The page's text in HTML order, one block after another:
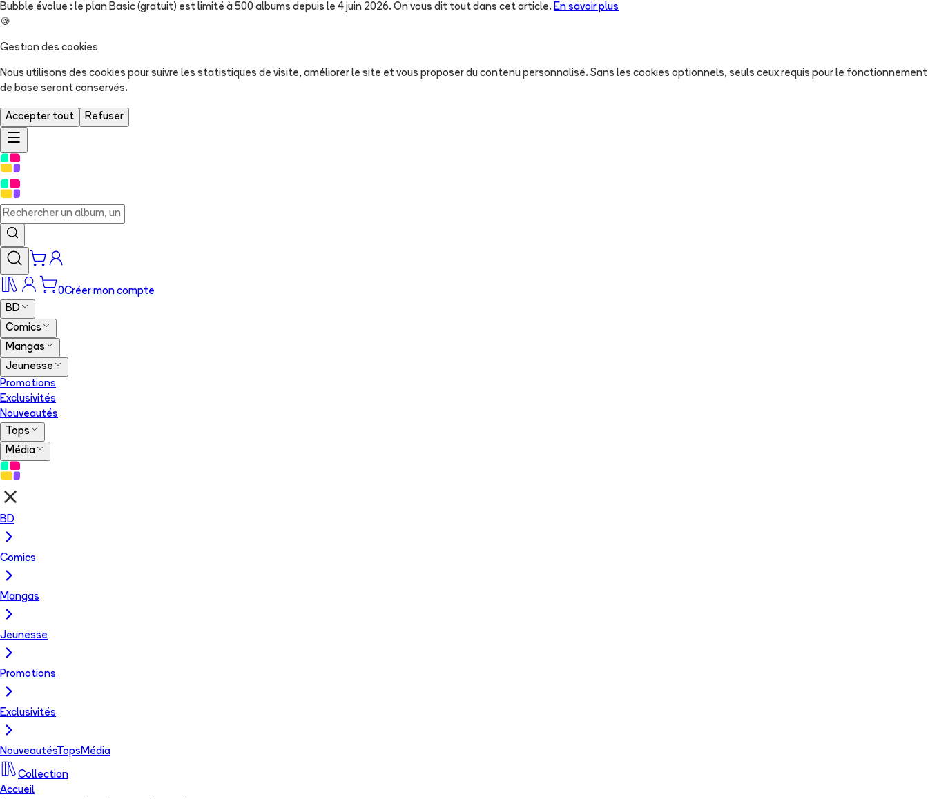
Bubble évolue : le plan Basic (gratuit) est limité à 500 albums depuis le 4 juin 2026. On vous dit tout dans cet article. En savoir plus
🍪
Gestion des cookies
Nous utilisons des cookies pour suivre les statistiques de visite, améliorer le site et vous proposer du contenu personnalisé. Sans les cookies optionnels, seuls ceux requis pour le fonctionnement
de base seront conservés.
Accepter tout Refuser
0Créer mon compte
BD
Comics
Mangas
Jeunesse
Promotions
Exclusivités
Nouveautés
Tops
Média
BD
Comics
Mangas
Jeunesse
Promotions
Exclusivités
NouveautésTops Média
Collection
Accueil